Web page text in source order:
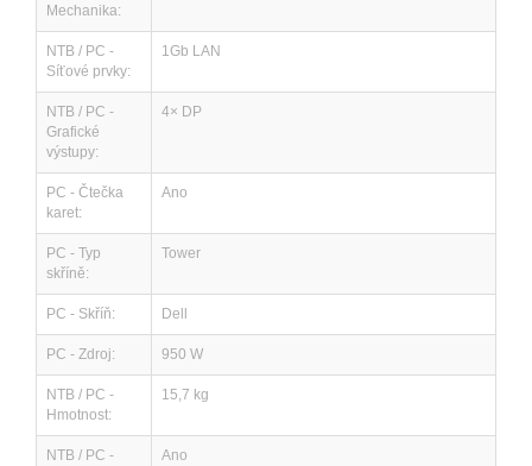
Mechanika:
NTB / PC -
Síťové prvky:
1Gb LAN
NTB / PC -
Grafické
výstupy:
4× DP
PC - Čtečka
karet:
Ano
PC - Typ
skříně:
Tower
PC - Skříň: Dell
PC - Zdroj: 950 W
NTB / PC -
Hmotnost:
15,7 kg
NTB / PC -
Ano